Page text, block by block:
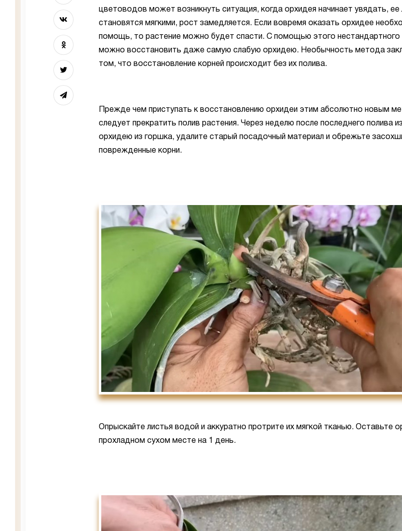
цветоводов может возникнуть ситуация, когда орхидея начинает увядать, ее
становятся мягкими, рост замедляется. Если вовремя оказать орхидее
помощь, то растение можно будет спасти. С помощью этого
можно восстановить даже самую слабую орхидею. Необычность метода
том, что восстановление корней происходит без их полива.
Прежде чем приступать к восстановлению орхидеи этим абсолютно новым
следует прекратить полив растения. Через неделю после последнего полива
орхидею из горшка, удалите старый посадочный материал и обрежьте
поврежденные корни.
Опрыскайте листья водой и аккуратно протрите их мягкой тканью. Оставьте
прохладном сухом месте на 1 день.